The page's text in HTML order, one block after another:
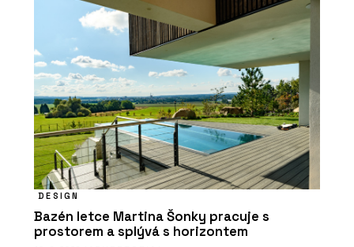
DESIGN
Bazén letce Martina Šonky pracuje s
prostorem a splývá s horizontem